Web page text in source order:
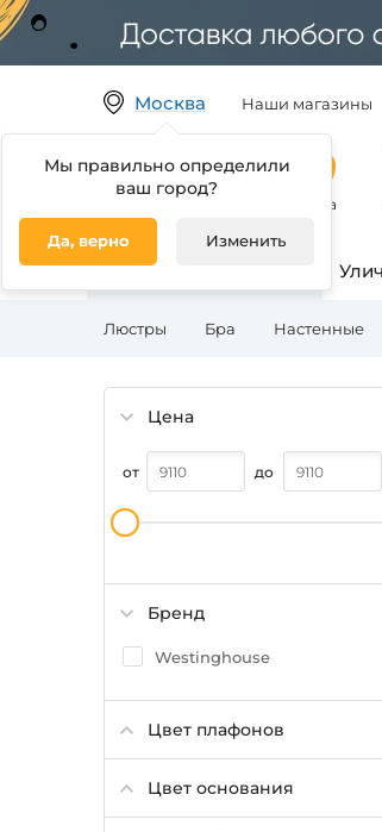
Москва
Мы правильно определили
ваш город?
Да, верно Изменить
Наши магазины
Гипермаркет товаров для дома
Освещение для дома
Люстры Бра Настенные
Цена
от до
Бренд
Westinghouse
Цвет плафонов
Цвет основания